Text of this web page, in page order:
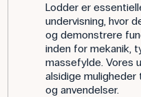
Lodder er
undervisning, hvor
og demonstrere
inden for mekanik,
massefylde. Vores
alsidige
og anvendelser.